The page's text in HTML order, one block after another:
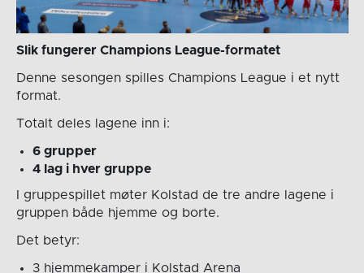
Slik fungerer Champions League-formatet
Denne sesongen spilles Champions League i et nytt
format.
Totalt deles lagene inn i:
6 grupper
4 lag i hver gruppe
I gruppespillet møter Kolstad de tre andre lagene i
gruppen både hjemme og borte.
Det betyr:
3 hjemmekamper i Kolstad Arena